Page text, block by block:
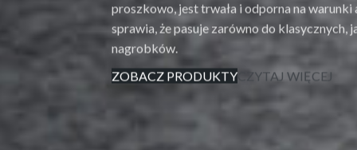
proszkowo, jest trwała i odporna na
sprawia, że pasuje zarówno do klasycznych,
nagrobków.
ZOBACZ PRODUKTY CZYTAJ WIĘCEJ